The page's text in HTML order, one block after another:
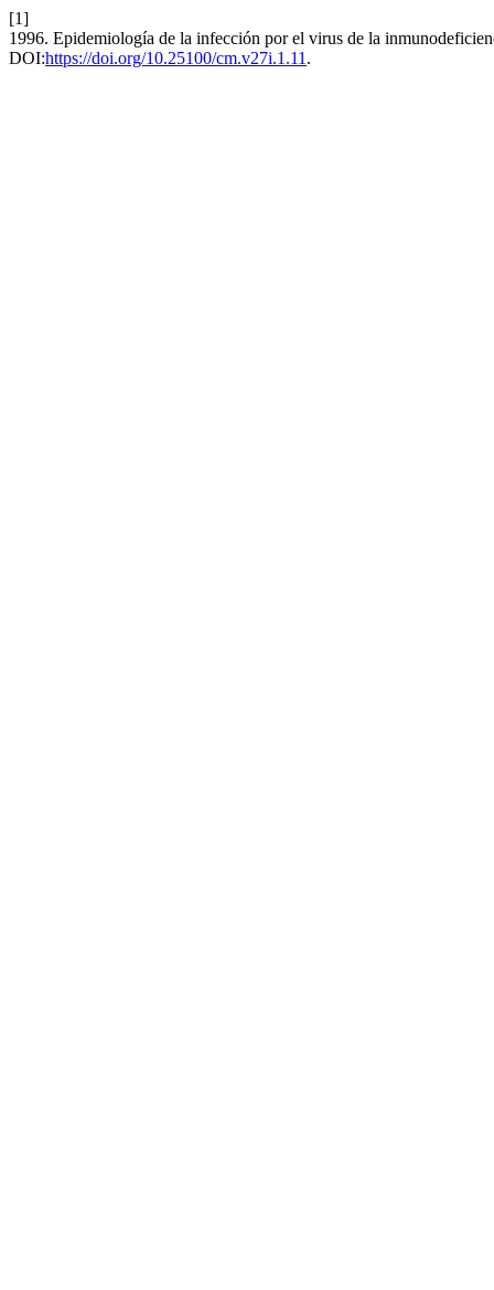
[1]
1996. Epidemiología de la infección por el virus de la
DOI:https://doi.org/10.25100/cm.v27i.1.11 .